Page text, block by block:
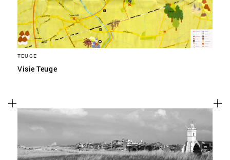
TEUGE
Visie Teuge